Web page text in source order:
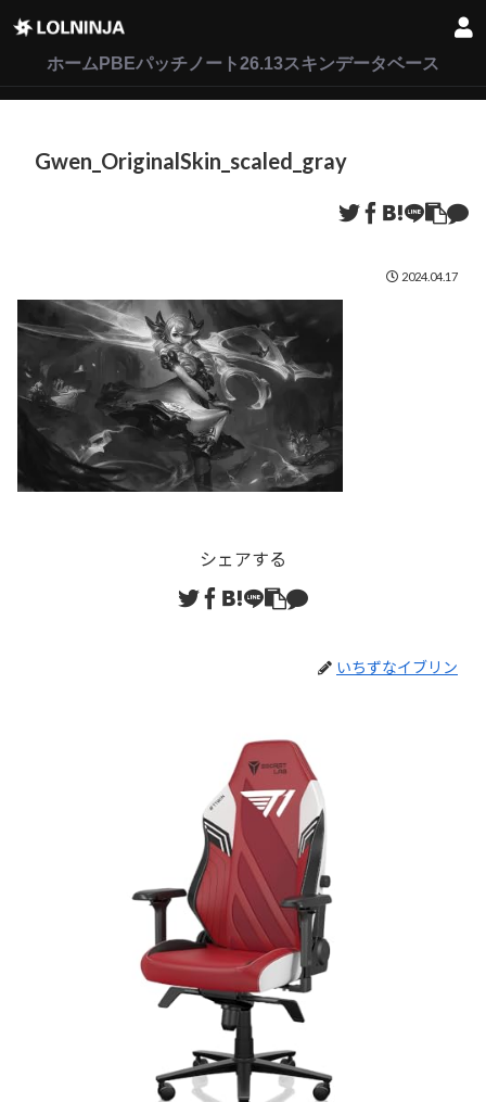
ホーム PBEパッチノート26.13スキンデータベース
Gwen_OriginalSkin_scaled_gray
2024.04.17
シェアする
いちずなイブリン